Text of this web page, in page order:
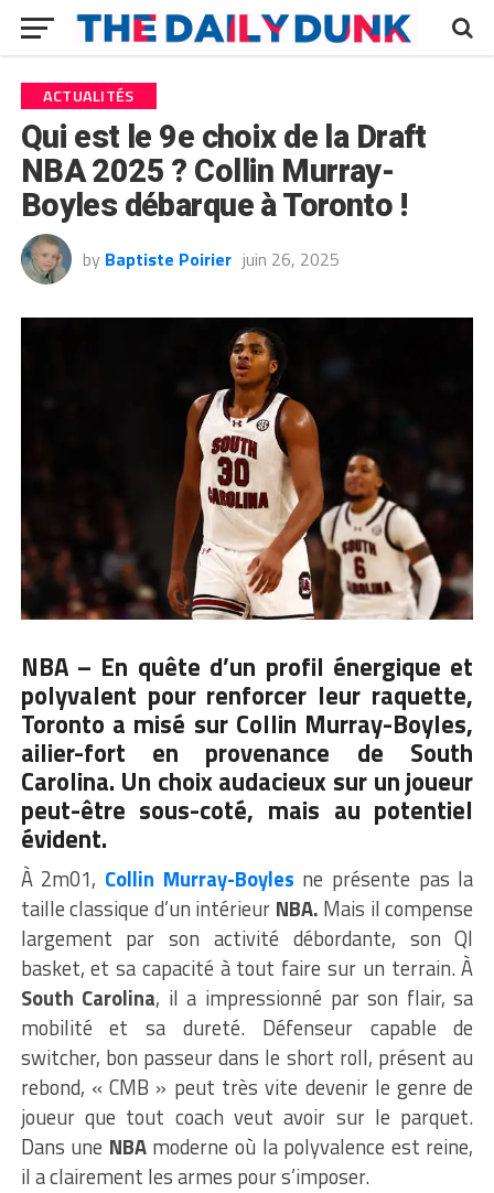
ACTUALITÉS
Qui est le 9e choix de la Draft
NBA 2025 ? Collin Murray-
Boyles débarque à Toronto !
by Baptiste Poirier juin 26, 2025
NBA – En quête d’un profil énergique et
polyvalent pour renforcer leur raquette,
Toronto a misé sur Collin Murray-Boyles,
ailier-fort en provenance de South
Carolina. Un choix audacieux sur un joueur
peut-être sous-coté, mais au potentiel
évident.
À 2m01, Collin Murray-Boyles ne présente pas la
taille classique d’un intérieur NBA. Mais il compense
largement par son activité débordante, son QI
basket, et sa capacité à tout faire sur un terrain. À
South Carolina, il a impressionné par son flair, sa
mobilité et sa dureté. Défenseur capable de
switcher, bon passeur dans le short roll, présent au
rebond, « CMB » peut très vite devenir le genre de
joueur que tout coach veut avoir sur le parquet.
Dans une NBAmoderne où la polyvalence est reine,
il a clairement les armes pour s’imposer.